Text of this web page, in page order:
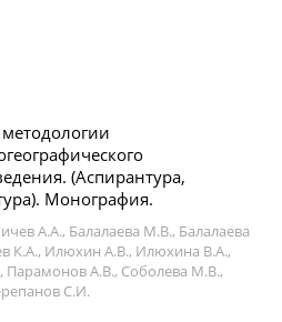
(Аспирантура,
Монография.
А.А., Балалаева М.В., Балалаева
К.А., Илюхин А.В., Илюхина В.А.,
А.В., Соболева М.В.,
С.И.